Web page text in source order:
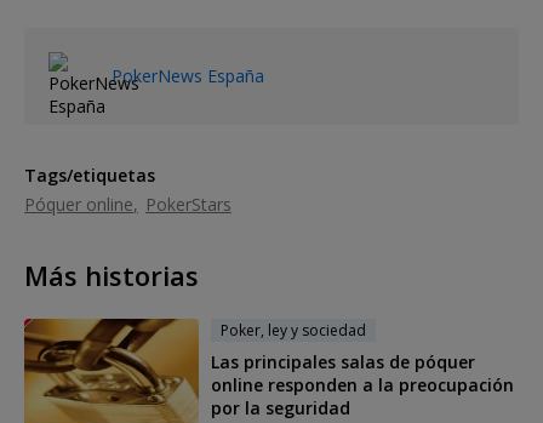
PokerNews España
Tags/etiquetas
Póquer online
PokerStars
Más historias
Poker, ley y sociedad
Las principales salas de póquer
online responden a la preocupación
por la seguridad